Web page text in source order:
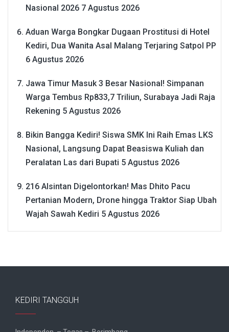
Nasional 2026 7 Agustus 2026
Aduan Warga Bongkar Dugaan Prostitusi di Hotel
Kediri, Dua Wanita Asal Malang Terjaring Satpol PP
6 Agustus 2026
Jawa Timur Masuk 3 Besar Nasional! Simpanan
Warga Tembus Rp833,7 Triliun, Surabaya Jadi Raja
Rekening 5 Agustus 2026
Bikin Bangga Kediri! Siswa SMK Ini Raih Emas LKS
Nasional, Langsung Dapat Beasiswa Kuliah dan
Peralatan Las dari Bupati 5 Agustus 2026
216 Alsintan Digelontorkan! Mas Dhito Pacu
Pertanian Modern, Drone hingga Traktor Siap Ubah
Wajah Sawah Kediri 5 Agustus 2026
KEDIRI TANGGUH